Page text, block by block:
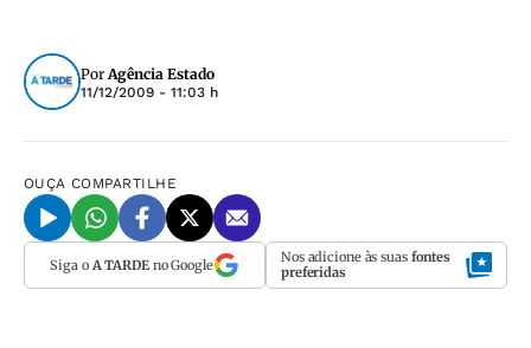
PorAgência Estado
11/12/2009 - 11:03 h
OUÇA COMPARTILHE
Siga o A TARDEno Google Nos adicione às suas fontes
preferidas